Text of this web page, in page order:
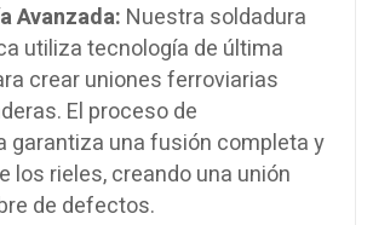
Avanzada: Nuestra soldadura
utiliza tecnología de última
crear uniones ferroviarias
El proceso de
garantiza una fusión completa y
los rieles, creando una unión
de defectos.